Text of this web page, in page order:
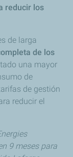
reducir los
de larga
de los
una mayor
de
de gestión
reducir el
9 meses para